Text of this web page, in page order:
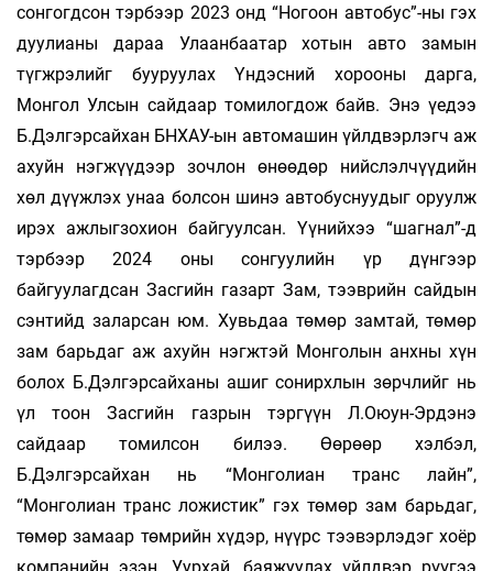
сонгогдсон тэрбээр 2023 онд “Ногоон автобус”-ны гэх
дуулианы дараа Улаанбаатар хотын авто замын
түгжрэлийг бууруулах Үндэсний хорооны дарга,
Монгол Улсын сайдаар томилогдож байв. Энэ үедээ
Б.Дэлгэрсайхан БНХАУ-ын автомашин үйлдвэрлэгч аж
ахуйн нэгжүүдээр зочлон өнөөдөр нийслэлчүүдийн
хөл дүүжлэх унаа болсон шинэ автобуснуудыг оруулж
ирэх ажлыгзохион байгуулсан. Үүнийхээ “шагнал”-д
тэрбээр 2024 оны сонгуулийн үр дүнгээр
байгуулагдсан Засгийн газарт Зам, тээврийн сайдын
сэнтийд заларсан юм. Хувьдаа төмөр замтай, төмөр
зам барьдаг аж ахуйн нэгжтэй Монголын анхны хүн
болох Б.Дэлгэрсайханы ашиг сонирхлын зөрчлийг нь
үл тоон Засгийн газрын тэргүүн Л.Оюун-Эрдэнэ
сайдаар томилсон билээ. Өөрөөр хэлбэл,
Б.Дэлгэрсайхан нь “Монголиан транс лайн”,
“Монголиан транс ложистик” гэх төмөр зам барьдаг,
төмөр замаар төмрийн хүдэр, нүүрс тээвэрлэдэг хоёр
компанийн эзэн. Уурхай, баяжуулах үйлдвэр рүүгээ